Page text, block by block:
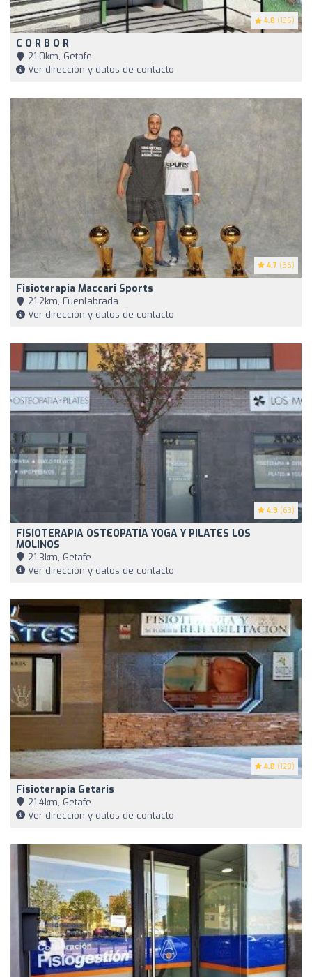
4.8 (136)
C O R B O R
21,0km, Getafe
Ver dirección y datos de contacto
4.7 (56)
Fisioterapia Maccari Sports
21,2km, Fuenlabrada
Ver dirección y datos de contacto
4.9 (63)
FISIOTERAPIA OSTEOPATÍA YOGA Y PILATES LOS
MOLINOS
21,3km, Getafe
Ver dirección y datos de contacto
4.8 (128)
Fisioterapia Getaris
21,4km, Getafe
Ver dirección y datos de contacto